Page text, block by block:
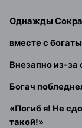
Однажды
вместе с
Внезапно из-за
Богач
«Погиб я! Не
такой!»